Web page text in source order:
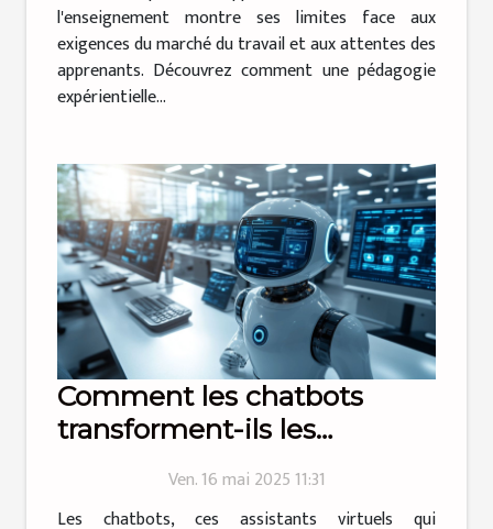
l'enseignement montre ses limites face aux
exigences du marché du travail et aux attentes des
apprenants. Découvrez comment une pédagogie
expérientielle...
Comment les chatbots
transforment-ils les
Ven. 16 mai 2025 11:31
Les chatbots, ces assistants virtuels qui